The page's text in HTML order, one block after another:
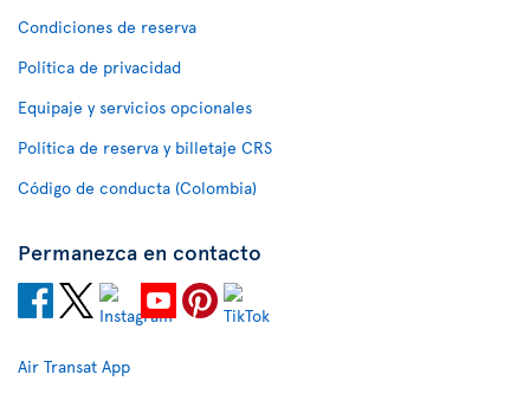
Condiciones de reserva
Política de privacidad
Equipaje y servicios opcionales
Política de reserva y billetaje CRS
Código de conducta (Colombia)
Permanezca en contacto
Air Transat App